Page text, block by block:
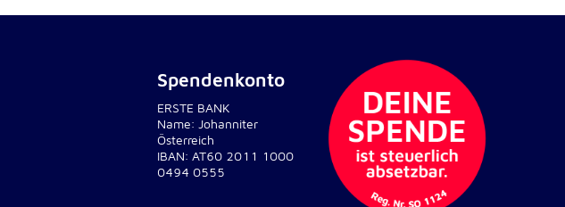
Spendenkonto
ERSTE BANK
Name: Johanniter
Österreich
IBAN: AT60 2011 1000
0494 0555